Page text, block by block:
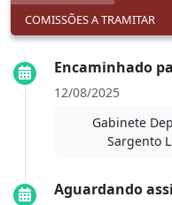
COMISSÕES A TRAMITAR
Encaminhado
12/08/2025
Gabinete
Sargento
Aguardando